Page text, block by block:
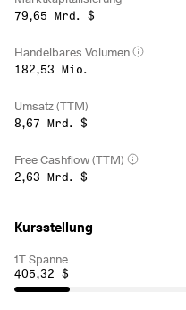
79,65 Mrd. $
Handelbares Volumen
182,53 Mio.
Umsatz (TTM)
8,67 Mrd. $
Free Cashflow (TTM)
2,63 Mrd. $
Kursstellung
1T Spanne
405,32 $